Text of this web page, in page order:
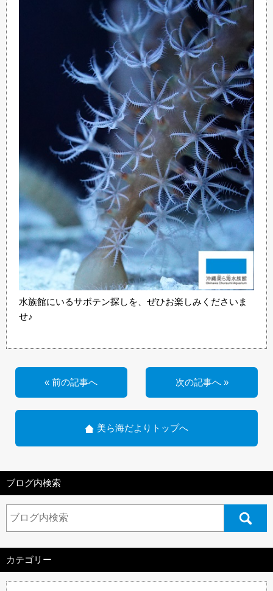
水族館にいるサボテン探しを、ぜひお楽しみくださいま
せ♪
« 前の記事へ 次の記事へ »
美ら海だよりトップへ
ブログ内検索
カテゴリー